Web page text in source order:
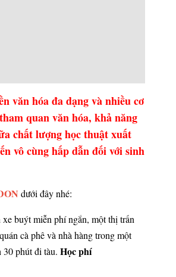
văn hóa đa dạng và nhiều cơ
quan văn hóa, khả năng
chất lượng học thuật xuất
vô cùng hấp dẫn đối với sinh
dưới đây nhé:
buýt miễn phí ngắn, một thị trấn
cà phê và nhà hàng trong một
phút đi tàu. Học phí